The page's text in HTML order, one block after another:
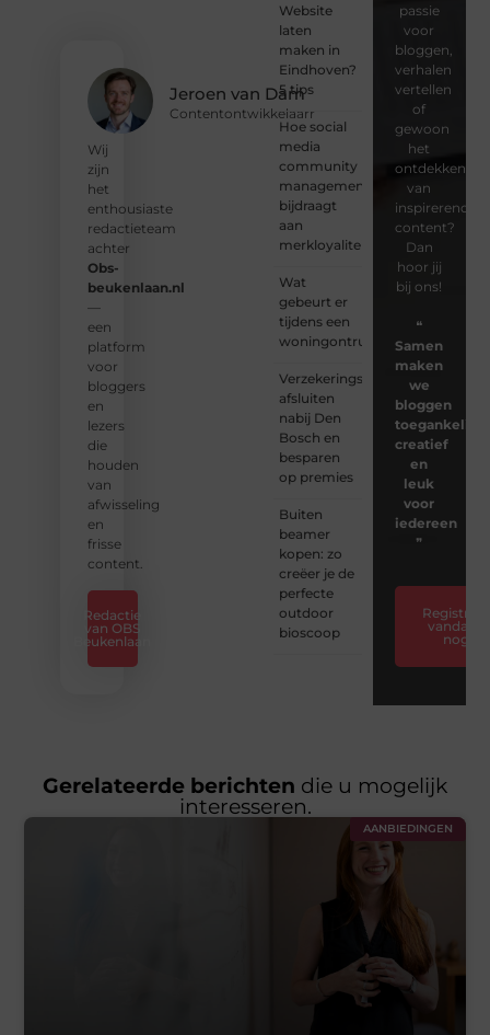
Jeroen van Dam
Contentontwikkelaarr
Wij
zijn
het
enthousiaste
redactieteam
achter
Obs-
beukenlaan.nl
—
een
platform
voor
bloggers
en
lezers
die
houden
van
afwisseling
en
frisse
content.
Redactie
van OBS
Beukenlaan
Website
laten
maken in
Eindhoven?
5 tips
Hoe social
media
community
management
bijdraagt
aan
merkloyaliteit
Wat
gebeurt er
tijdens een
woningontruiming?
Verzekeringspakket
afsluiten
nabij Den
Bosch en
besparen
op premies
Buiten
beamer
kopen: zo
creëer je de
perfecte
outdoor
bioscoop
passie
voor
bloggen,
verhalen
vertellen
of
gewoon
het
ontdekken
van
inspirerende
content?
Dan
hoor jij
bij ons!
❝
Samen
maken
we
bloggen
toegankelijk,
creatief
en
leuk
voor
iedereen
❞
Registreer
vandaag
nog
Gerelateerde berichten die u mogelijk
interesseren.
AANBIEDINGEN